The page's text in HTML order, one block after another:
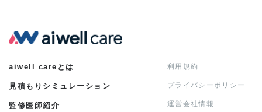
aiwell careとは
見積もりシミュレーション
監修医師紹介
利用規約
プライバシーポリシー
運営会社情報